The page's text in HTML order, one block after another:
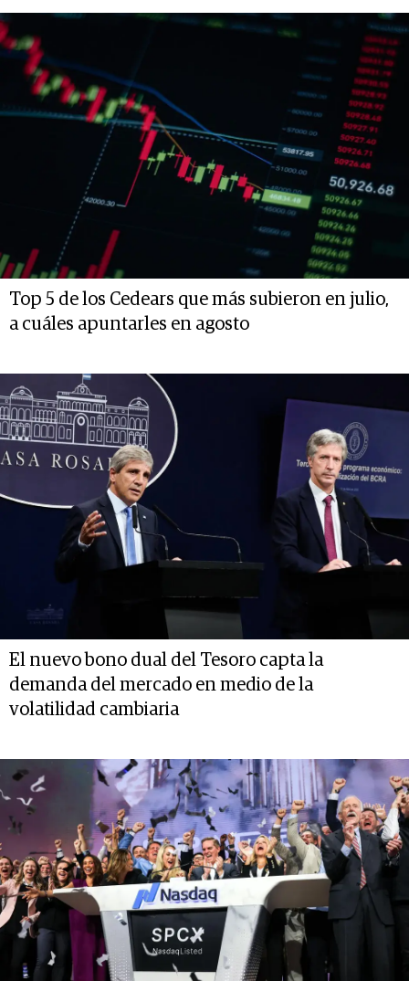
Top 5 de los Cedears que más subieron en julio,
a cuáles apuntarles en agosto
El nuevo bono dual del Tesoro capta la
demanda del mercado en medio de la
volatilidad cambiaria